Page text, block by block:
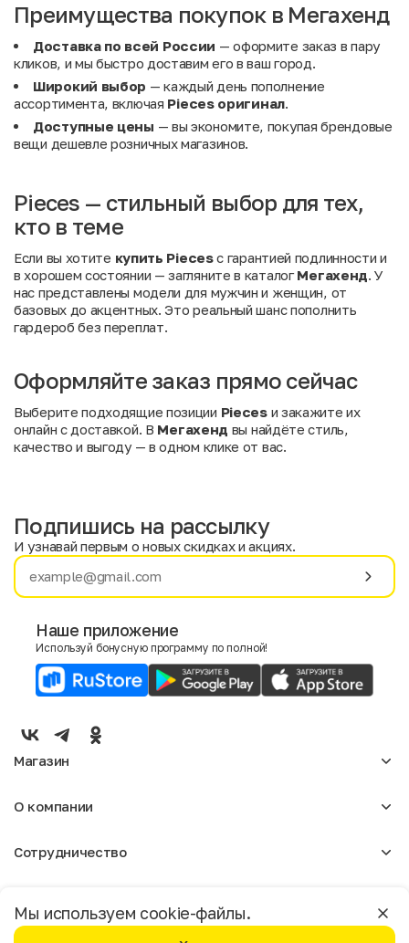
Преимущества покупок в Мегахенд
Доставка по всей России — оформите заказ в пару
кликов, и мы быстро доставим его в ваш город.
Широкий выбор — каждый день пополнение
ассортимента, включая Pieces оригинал.
Доступные цены — вы экономите, покупая брендовые
вещи дешевле розничных магазинов.
Pieces — стильный выбор для тех,
кто в теме
Если вы хотите купить Piecesс гарантией подлинности и
в хорошем состоянии — загляните в каталогМегахенд. У
нас представлены модели для мужчин и женщин, от
базовых до акцентных. Это реальный шанс пополнить
гардероб без переплат.
Оформляйте заказ прямо сейчас
Выберите подходящие позиции Piecesи закажите их
онлайн с доставкой. В Мегахенд вы найдёте стиль,
качество и выгоду — в одном клике от вас.
Имя
E-mail
Мужской
Мы используем cookie-файлы.
Москва
Подпишись на рассылку
И узнавай первым о новых скидках и акциях.
Наше приложение
Используй бонусную программу по полной!
Магазин
Мужское
О компании
Отзывы
Магазины
Сотрудничество
Реклама
Доставка и оплата
Бонусная программа